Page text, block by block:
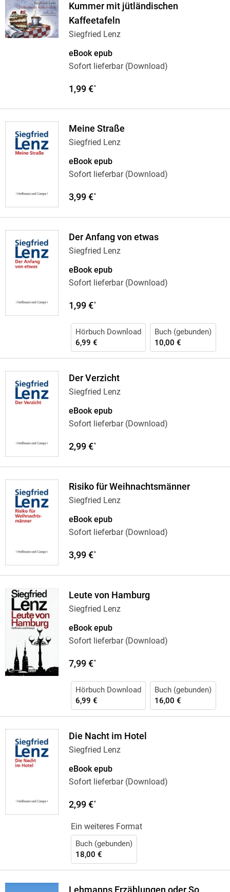
Kummer mit jütländischen
Kaffeetafeln
Siegfried Lenz
eBook epub
Sofort lieferbar (Download)
1,99 €*
Meine Straße
Siegfried Lenz
eBook epub
Sofort lieferbar (Download)
3,99 €*
Der Anfang von etwas
Siegfried Lenz
eBook epub
Sofort lieferbar (Download)
1,99 €*
Hörbuch Download
6,99 €
Buch (gebunden)
10,00 €
Der Verzicht
Siegfried Lenz
eBook epub
Sofort lieferbar (Download)
2,99 €*
Risiko für Weihnachtsmänner
Siegfried Lenz
eBook epub
Sofort lieferbar (Download)
3,99 €*
Leute von Hamburg
Siegfried Lenz
eBook epub
Sofort lieferbar (Download)
7,99 €*
Hörbuch Download
6,99 €
Buch (gebunden)
16,00 €
Die Nacht im Hotel
Siegfried Lenz
eBook epub
Sofort lieferbar (Download)
2,99 €*
Ein weiteres Format
Buch (gebunden)
18,00 €